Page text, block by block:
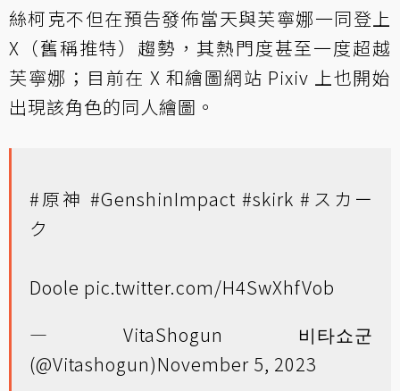
絲柯克不但在預告發佈當天與芙寧娜一同登上
X（舊稱推特）趨勢，其熱門度甚至一度超越
芙寧娜；目前在 X 和繪圖網站 Pixiv 上也開始
出現該角色的同人繪圖。
#原神 #GenshinImpact #skirk #スカー
ク
Doole pic.twitter.com/H4SwXhfVob
— VitaShogun 비타쇼군
(@Vitashogun)November 5, 2023